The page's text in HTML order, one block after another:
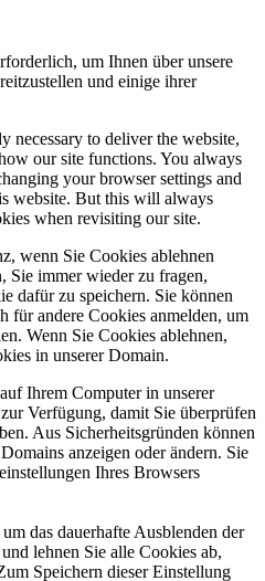
um Ihnen über unsere
und einige ihrer
necessary to deliver the website,
our site functions. You always
your browser settings and
website. But this will always
when revisiting our site.
wenn Sie Cookies ablehnen
Sie immer wieder zu fragen,
dafür zu speichern. Sie können
für andere Cookies anmelden, um
Wenn Sie Cookies ablehnen,
in unserer Domain.
Ihrem Computer in unserer
Verfügung, damit Sie überprüfen
Aus Sicherheitsgründen können
anzeigen oder ändern. Sie
Ihres Browsers
das dauerhafte Ausblenden der
lehnen Sie alle Cookies ab,
Speichern dieser Einstellung